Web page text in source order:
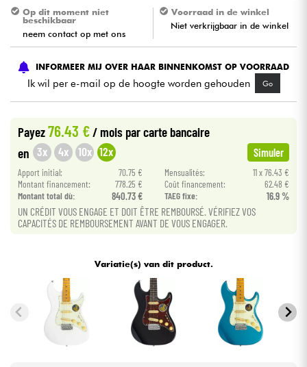
Viool & Quatuor
Kinderen
Kabels & toebehoren
Sets
Bekijk onze merken
Op dit moment niet
beschikbaar
neem contact op met ons
Voorraad in de winkel
Niet verkrijgbaar in de winkel
INFORMEER MIJ OVER HAAR BINNENKOMST OP VOORRAAD
Ik wil per e-mail op de hoogte worden gehouden Go
Payez76.43 € / mois par carte bancaire
en 3x 4x 10x 12x Simuler
Apport initial: 70.75 € Mensualités:
11 x 76.43 €
Montant financement:
778.25 € Coût financement:
62.48 €
Montant total dù:
840.73 € TAEG fixe: 16.9 %
UN CRÉDIT VOUS ENGAGE ET DOIT ÊTRE REMBOURSÉ. VÉRIFIEZ VOS
CAPACITÉS DE REMBOURSEMENT AVANT DE VOUS ENGAGER.
Variatie(s) van dit product.